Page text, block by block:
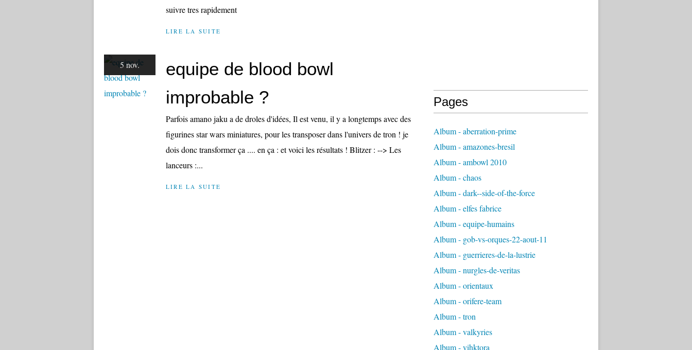
suivre tres rapidement
LIRE LA SUITE
5 nov.
equipe de blood bowl
improbable ?
Parfois amano jaku a de droles d'idées, Il est venu, il y a longtemps avec des
figurines star wars miniatures, pour les transposer dans l'univers de tron ! je
dois donc transformer ça .... en ça : et voici les résultats ! Blitzer : --> Les
lanceurs :...
LIRE LA SUITE
Pages
Album - aberration-prime
Album - amazones-bresil
Album - ambowl 2010
Album - chaos
Album - dark--side-of-the-force
Album - elfes fabrice
Album - equipe-humains
Album - gob-vs-orques-22-aout-11
Album - guerrieres-de-la-lustrie
Album - nurgles-de-veritas
Album - orientaux
Album - orifere-team
Album - tron
Album - valkyries
Album - vihktora